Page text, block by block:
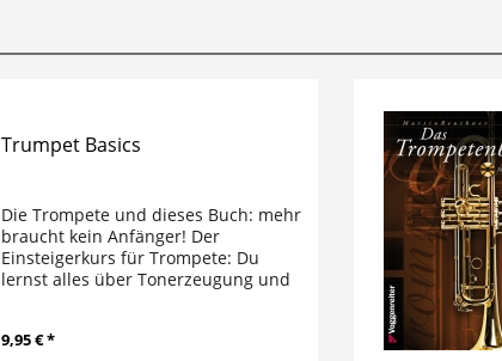
Trumpet Basics
Die Trompete und dieses Buch: mehr
braucht kein Anfänger! Der
Einsteigerkurs für Trompete: Du
lernst alles über Tonerzeugung und
Musiktheorie. Die Übungen und
9,95 € *